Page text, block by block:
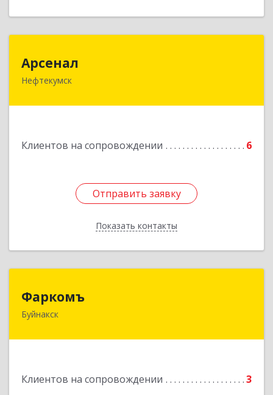
Арсенал
Нефтекумск
Клиентов на сопровождении 6
Отправить заявку
Показать контакты
Отправить заявку
Назад
Фаркомъ
Буйнакск
Клиентов на сопровождении 3